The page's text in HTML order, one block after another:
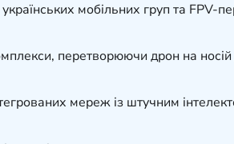
мобільних груп та FPV-
перетворюючи дрон на
мереж із штучним